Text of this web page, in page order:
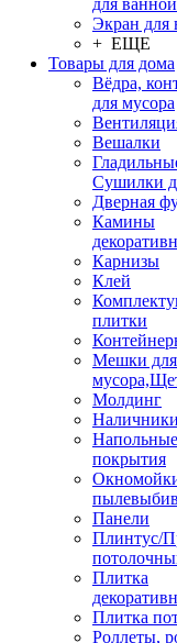
для ванной
Экран для
+ ЕЩЕ
Товары для дома
Вёдра,
для мусора
Вешалки
Сушилки
Дверная
Камины
Карнизы
Клей
плитки
Мешки для
Молдинг
Напольные
покрытия
Панели
Плинтус/
Плитка
Плитка
Роллеты,